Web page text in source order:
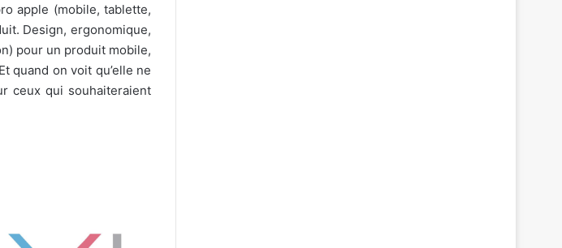
apple (mobile, tablette,
Design, ergonomique,
pour un produit mobile,
quand on voit qu’elle ne
ceux qui souhaiteraient